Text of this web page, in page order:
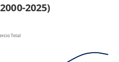
2025)